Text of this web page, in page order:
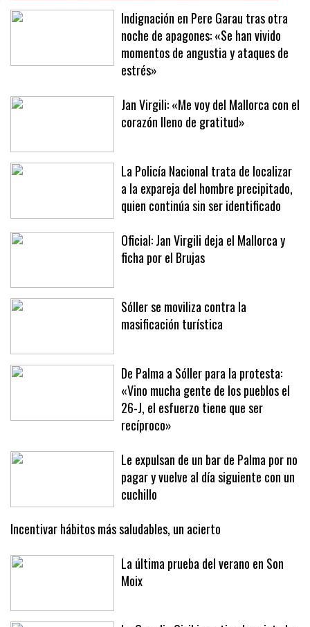
Indignación en Pere Garau tras otra
noche de apagones: «Se han vivido
momentos de angustia y ataques de
estrés»
Jan Virgili: «Me voy del Mallorca con el
La Policía Nacional trata de localizar
a la expareja del hombre precipitado,
quien continúa sin ser identificado
Oficial: Jan Virgili deja el Mallorca y
Sóller se moviliza contra la
De Palma a Sóller para la protesta:
«Vino mucha gente de los pueblos el
26-J, el esfuerzo tiene que ser
recíproco»
Le expulsan de un bar de Palma por no
pagar y vuelve al día siguiente con un
cuchillo
Incentivar hábitos más saludables, un acierto
La última prueba del verano en Son